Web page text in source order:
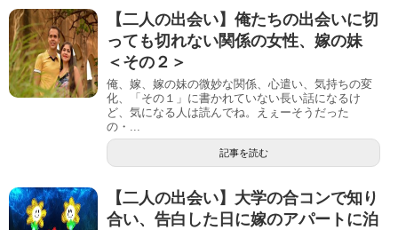
【二人の出会い】俺たちの出会いに切
っても切れない関係の女性、嫁の妹
＜その２＞
俺、嫁、嫁の妹の微妙な関係、心遣い、気持ちの変
化、「その１」に書かれていない長い話になるけ
ど、気になる人は読んでね。えぇーそうだった
の・...
記事を読む
【二人の出会い】大学の合コンで知り
合い、告白した日に嫁のアパートに泊